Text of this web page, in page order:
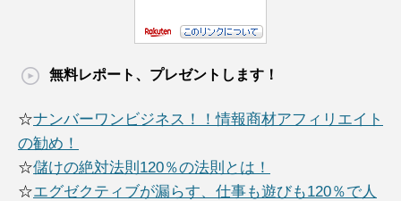
無料レポート、プレゼントします！
☆ナンバーワンビジネス！！情報商材アフィリエイト
の勧め！
☆儲けの絶対法則120％の法則とは！
☆エグゼクティブが漏らす、仕事も遊びも120％で人